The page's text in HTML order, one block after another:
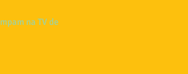
na TV de